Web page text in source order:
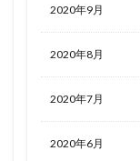
2020年9月
2020年8月
2020年7月
2020年6月